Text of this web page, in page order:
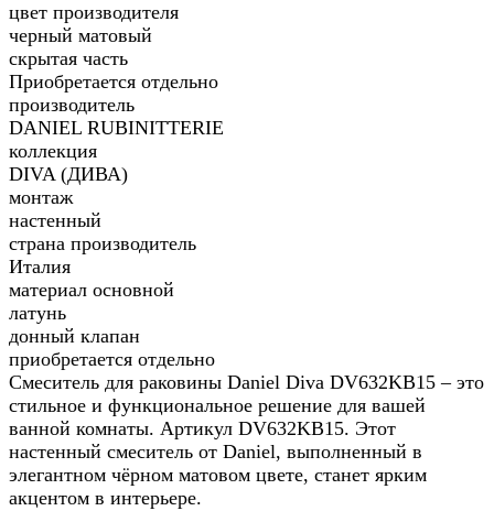
цвет производителя
черный матовый
скрытая часть
Приобретается отдельно
производитель
DANIEL RUBINITTERIE
коллекция
DIVA (ДИВА)
монтаж
настенный
страна производитель
Италия
материал основной
латунь
донный клапан
приобретается отдельно
Смеситель для раковины Daniel Diva DV632KB15 – это
стильное и функциональное решение для вашей
ванной комнаты. Артикул DV632KB15. Этот
настенный смеситель от Daniel, выполненный в
элегантном чёрном матовом цвете, станет ярким
акцентом в интерьере.